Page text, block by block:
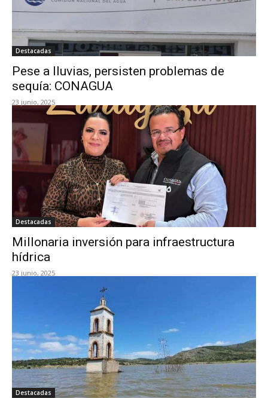
Destacadas
Pese a lluvias, persisten problemas de
sequía: CONAGUA
23 junio, 2025
Destacadas
Millonaria inversión para infraestructura
hídrica
23 junio, 2025
Destacadas